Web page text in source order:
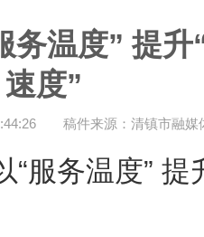
务温度” 提升
速度”
稿件来源：清镇市融媒
务温度” 提